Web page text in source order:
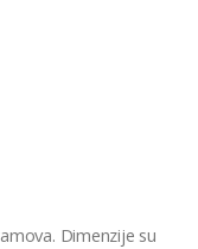
Dimenzije su